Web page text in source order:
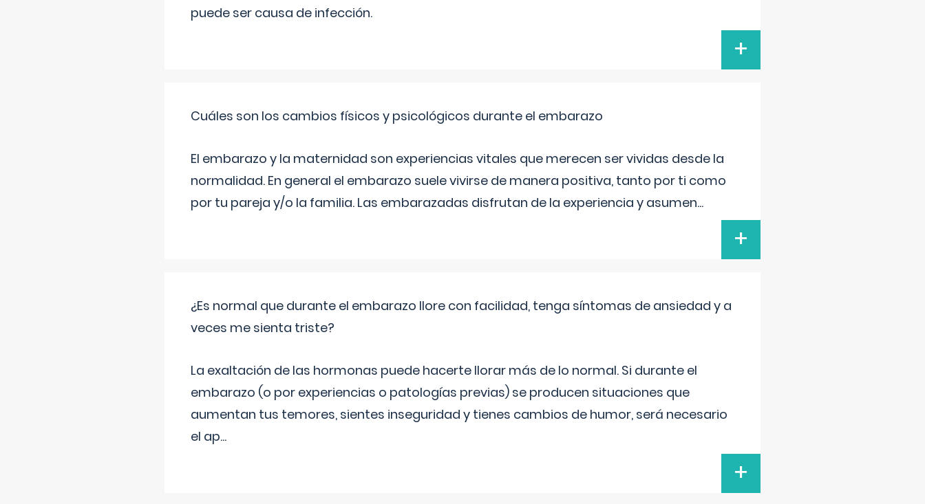
puede ser causa de infección.
+
Cuáles son los cambios físicos y psicológicos durante el embarazo
El embarazo y la maternidad son experiencias vitales que merecen ser vividas desde la
normalidad. En general el embarazo suele vivirse de manera positiva, tanto por ti como
por tu pareja y/o la familia. Las embarazadas disfrutan de la experiencia y asumen...
+
¿Es normal que durante el embarazo llore con facilidad, tenga síntomas de ansiedad y a
veces me sienta triste?
La exaltación de las hormonas puede hacerte llorar más de lo normal. Si durante el
embarazo (o por experiencias o patologías previas) se producen situaciones que
aumentan tus temores, sientes inseguridad y tienes cambios de humor, será necesario
el ap...
+